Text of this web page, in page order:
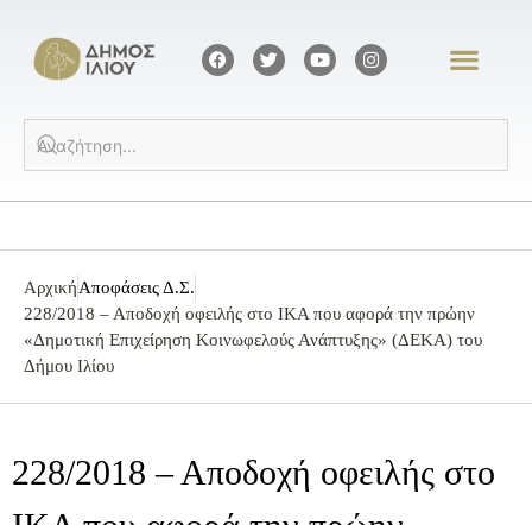
ΑρχικήΑποφάσεις Δ.Σ.
228/2018 – Αποδοχή οφειλής στο ΙΚΑ που αφορά την πρώην
«Δημοτική Επιχείρηση Κοινωφελούς Ανάπτυξης» (ΔΕΚΑ) του
Δήμου Ιλίου
228/2018 – Αποδοχή οφειλής στο